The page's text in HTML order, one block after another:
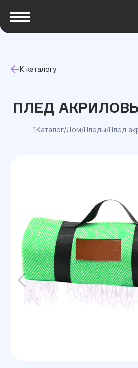
К каталогу
ПЛЕД
1Каталог/Дом/Пледы/Плед